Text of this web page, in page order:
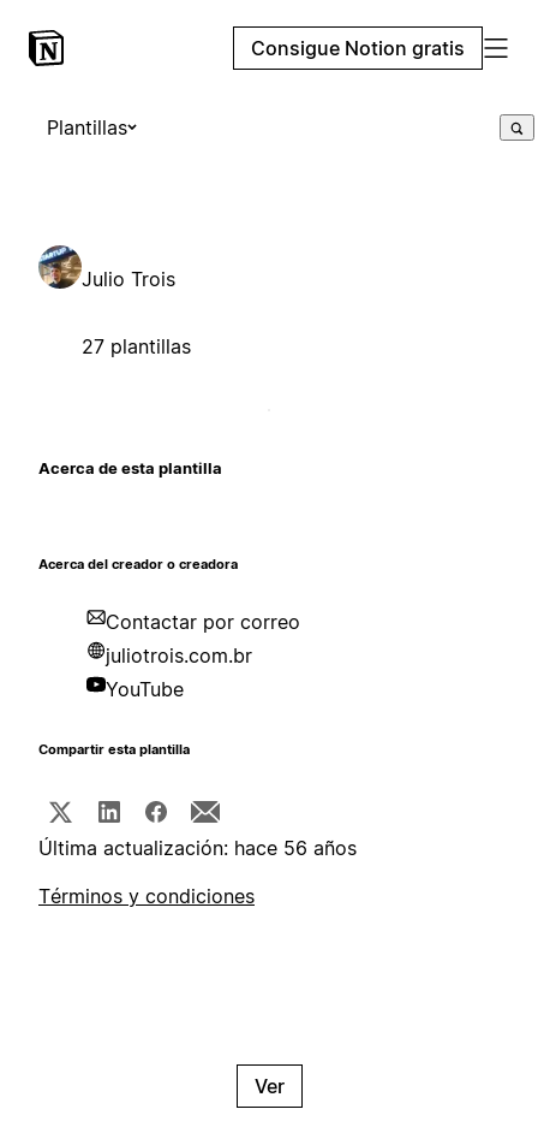
Consigue Notion gratis
Plantillas
Julio Trois
27 plantillas
Acerca de esta plantilla
Acerca del creador o creadora
Contactar por correo
juliotrois.com.br
YouTube
Compartir esta plantilla
Última actualización: hace 56 años
Términos y condiciones
Ver